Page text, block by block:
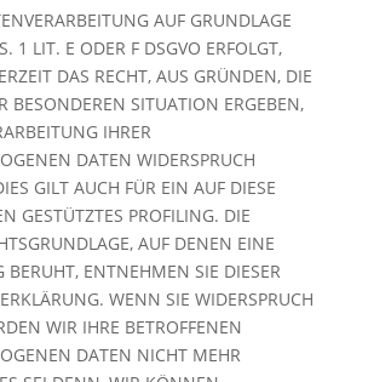
AUF GRUNDLAGE
1 LIT. E ODER F DSGVO ERFOLGT,
DAS RECHT, AUS GRÜNDEN, DIE
BESONDEREN SITUATION ERGEBEN,
IHRER
DATEN WIDERSPRUCH
GILT AUCH FÜR EIN AUF DIESE
GESTÜTZTES PROFILING. DIE
AUF DENEN EINE
BERUHT, ENTNEHMEN SIE DIESER
WENN SIE WIDERSPRUCH
WIR IHRE BETROFFENEN
DATEN NICHT MEHR